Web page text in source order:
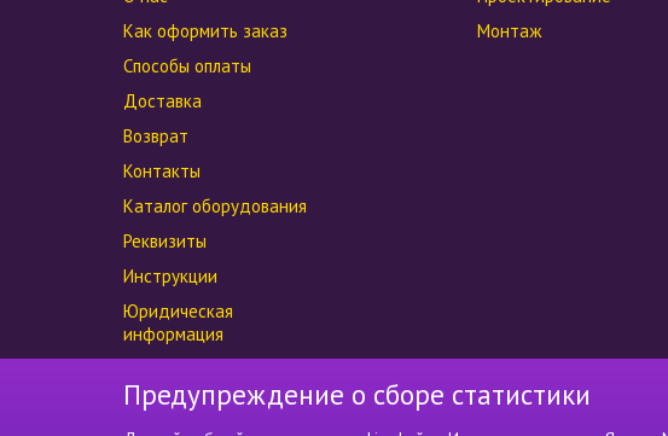
Как оформить заказ
Способы оплаты
Доставка
Возврат
Контакты
Каталог оборудования
Реквизиты
Инструкции
Юридическая
информация
Монтаж
Предупреждение о сборе статистики